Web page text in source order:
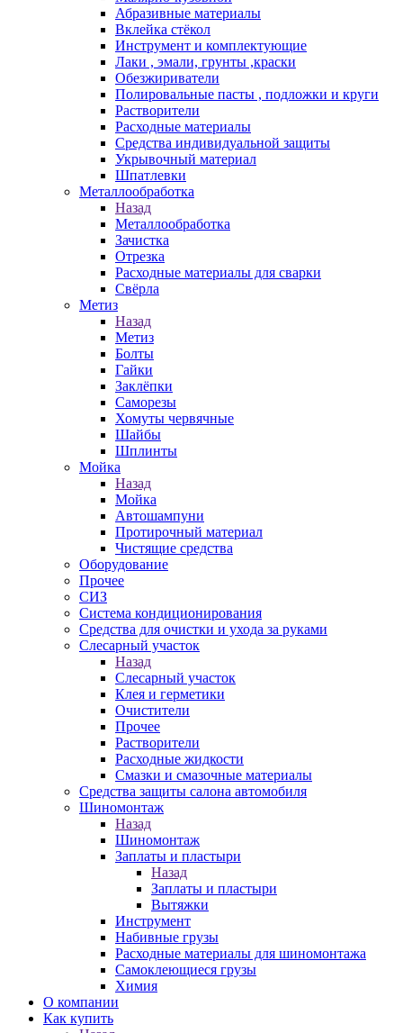
Абразивные материалы
Вклейка стёкол
Инструмент и комплектующие
Лаки , эмали, грунты ,краски
Обезжириватели
Полировальные пасты , подложки и круги
Растворители
Расходные материалы
Средства индивидуальной защиты
Укрывочный материал
Шпатлевки
Металлообработка
Назад
Металлообработка
Зачистка
Отрезка
Расходные материалы для сварки
Свёрла
Метиз
Назад
Метиз
Болты
Гайки
Заклёпки
Саморезы
Хомуты червячные
Шайбы
Шплинты
Мойка
Назад
Мойка
Автошампуни
Протирочный материал
Чистящие средства
Оборудование
Прочее
СИЗ
Система кондиционирования
Средства для очистки и ухода за руками
Слесарный участок
Назад
Слесарный участок
Клея и герметики
Очистители
Прочее
Растворители
Расходные жидкости
Смазки и смазочные материалы
Средства защиты салона автомобиля
Шиномонтаж
Назад
Шиномонтаж
Заплаты и пластыри
Назад
Заплаты и пластыри
Вытяжки
Инструмент
Набивные грузы
Расходные материалы для шиномонтажа
Самоклеющиеся грузы
Химия
О компании
Как купить